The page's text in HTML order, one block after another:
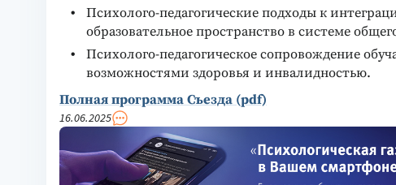
Психолого-педагогические подходы к
образовательное пространство в системе
Психолого-педагогическое сопровождение
возможностями здоровья и инвалидностью.
Полная программа Съезда (pdf)
16.06.2025